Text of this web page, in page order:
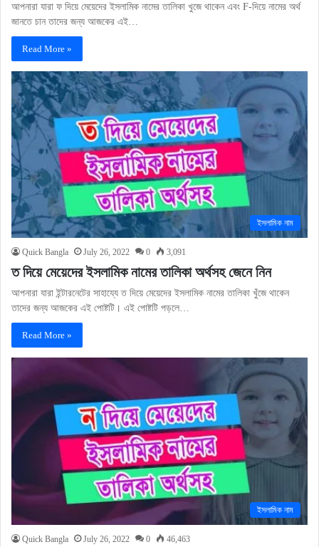
আপনারা যারা ফ দিয়ে মেয়েদের ইসলামিক নামের তালিকা খুজে থাকেন এবং F-দিয়ে নামের অর্থ
জানতে চান তাদের জন্য আজকের এই…
Read More »
ইসলামিক নাম
Quick Bangla July 26, 2022 0 3,091
ত দিয়ে মেয়েদের ইসলামিক নামের তালিকা অর্থসহ জেনে নিন
আপনারা যারা ইন্টারনেটের সাহায্যে ত দিয়ে মেয়েদের ইসলামিক নামের তালিকা খুঁজে থাকেন
তাদের জন্য আজকের এই পোষ্টটি। এই পোষ্টটি পড়লে…
Read More »
ইসলামিক নাম
Quick Bangla July 26, 2022 0 46,463